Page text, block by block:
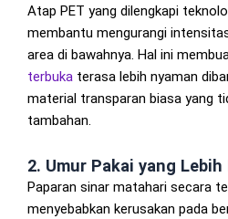
Atap PET yang dilengkapi
membantu mengurangi
area di bawahnya. Hal ini
terbuka terasa lebih nyaman
material transparan biasa yang
tambahan.
2. Umur Pakai yang Lebih
Paparan sinar matahari secara
menyebabkan kerusakan pada